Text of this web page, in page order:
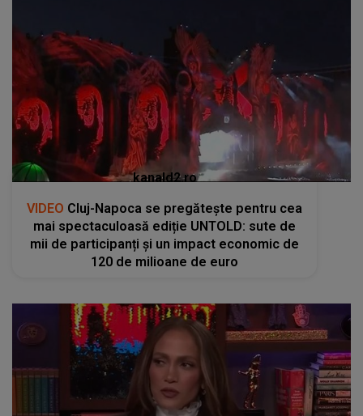
kanald2.ro
VIDEOCluj-Napoca se pregătește pentru cea
mai spectaculoasă ediție UNTOLD: sute de
mii de participanți și un impact economic de
120 de milioane de euro
kanald2.ro
VIDEO
Jennifer Lopez își ia rămas bun de la
gemenii săi cu o vacanță emoționantă în Italia
înainte de facultate